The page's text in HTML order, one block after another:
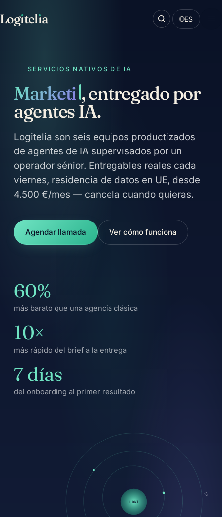
Logıtelıa 🌐ES
SERVICIOS NATIVOS DE IA
Ventas , entregado por
agentes IA.
Logitelia son seis equipos productizados
de agentes de IA supervisados por un
operador sénior. Entregables reales cada
viernes, residencia de datos en UE, desde
4.500 €/mes — cancela cuando quieras.
Agendar llamada Ver cómo funciona
60%
más barato que una agencia clásica
10×
más rápido del brief a la entrega
7 días
del onboarding al primer resultado
LOGI